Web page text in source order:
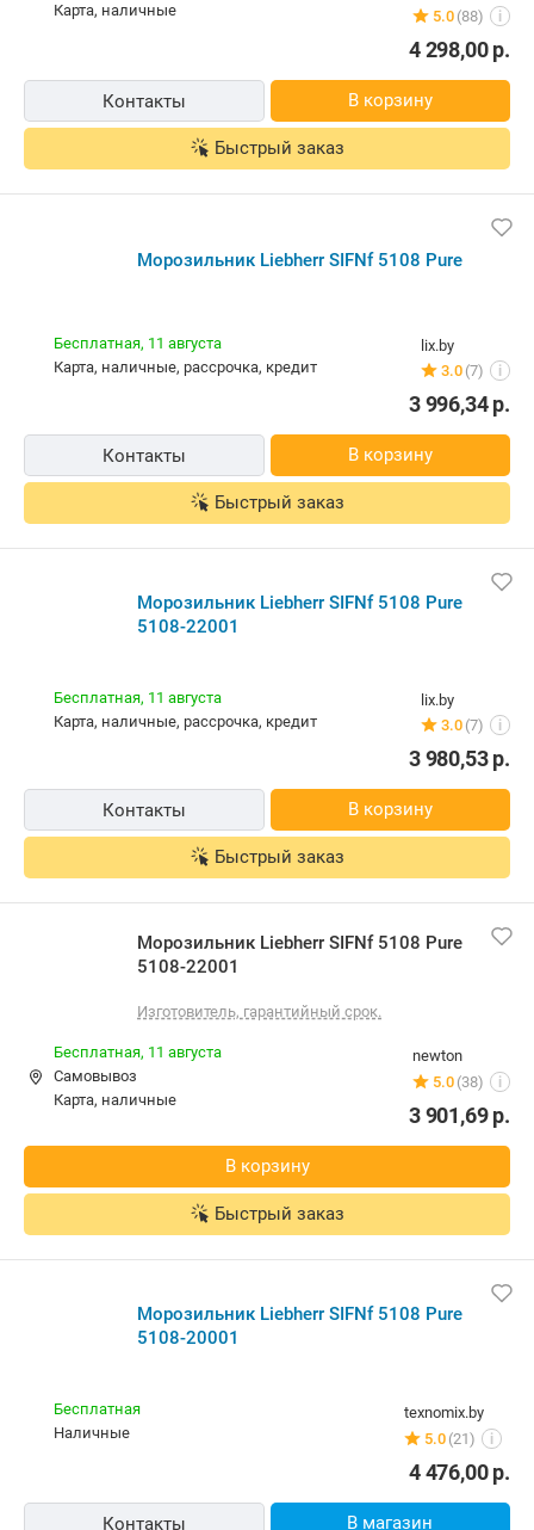
5.0 (88) i
карта, наличные
4 298,00р.
Контакты В корзину
Быстрый заказ
Морозильник Liebherr SIFNf 5108 Pure
lix.by
3.0 (7) i
Бесплатная, 11 августа
карта, наличные, рассрочка, кредит
3 996,34р.
Контакты В корзину
Быстрый заказ
Морозильник Liebherr SIFNf 5108 Pure
5108-22001
lix.by
3.0 (7) i
Бесплатная, 11 августа
карта, наличные, рассрочка, кредит
3 980,53р.
Контакты В корзину
Быстрый заказ
Морозильник Liebherr SIFNf 5108 Pure
5108-22001
Изготовитель, гарантийный срок.
newton
5.0 (38) i
Бесплатная, 11 августа
Самовывоз
карта, наличные
3 901,69р.
В корзину
Быстрый заказ
Морозильник Liebherr SIFNf 5108 Pure
5108-20001
texnomix.by
5.0 (21) i
Бесплатная
наличные
4 476,00р.
Контакты В магазин